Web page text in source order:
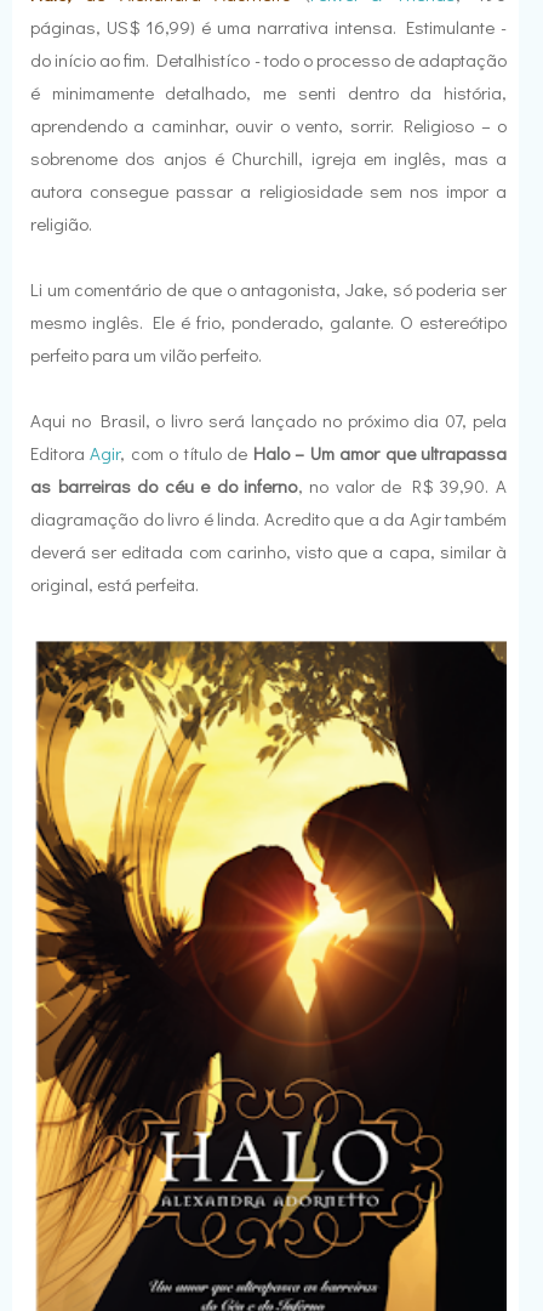
páginas, US$ 16,99) é uma narrativa intensa. Estimulante -
do início ao fim. Detalhistíco - todo o processo de adaptação
é minimamente detalhado, me senti dentro da história,
aprendendo a caminhar, ouvir o vento, sorrir. Religioso – o
sobrenome dos anjos é Churchill, igreja em inglês, mas a
autora consegue passar a religiosidade sem nos impor a
religião.
Li um comentário de que o antagonista, Jake, só poderia ser
mesmo inglês. Ele é frio, ponderado, galante. O estereótipo
perfeito para um vilão perfeito.
Aqui no Brasil, o livro será lançado no próximo dia 07, pela
EditoraAgir, com o título de Halo – Um amor que ultrapassa
as barreiras do céu e do inferno, no valor de R$ 39,90. A
diagramação do livro é linda. Acredito que a da Agir também
deverá ser editada com carinho, visto que a capa, similar à
original, está perfeita.